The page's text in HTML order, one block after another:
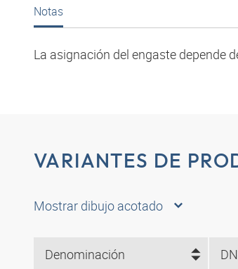
Notas
La asignación del engaste depende
VARIANTES DE
Mostrar dibujo acotado
Denominación